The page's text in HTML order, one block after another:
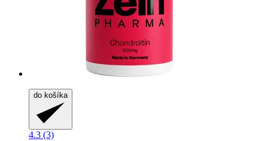
do košíka
4.3 (3)